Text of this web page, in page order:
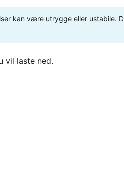
kan være utrygge eller ustabile.
vil laste ned.